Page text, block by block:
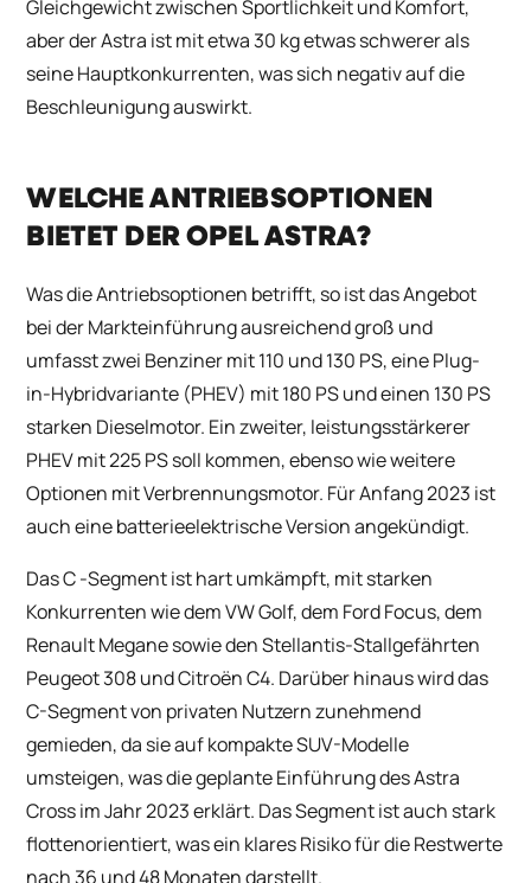
Gleichgewicht zwischen Sportlichkeit und Komfort,
aber der Astra ist mit etwa 30 kg etwas schwerer als
seine Hauptkonkurrenten, was sich negativ auf die
Beschleunigung auswirkt.
WELCHE ANTRIEBSOPTIONEN
BIETET DER OPEL ASTRA?
Was die Antriebsoptionen betrifft, so ist das Angebot
bei der Markteinführung ausreichend groß und
umfasst zwei Benziner mit 110 und 130 PS, eine Plug-
in-Hybridvariante (PHEV) mit 180 PS und einen 130 PS
starken Dieselmotor. Ein zweiter, leistungsstärkerer
PHEV mit 225 PS soll kommen, ebenso wie weitere
Optionen mit Verbrennungsmotor. Für Anfang 2023 ist
auch eine batterieelektrische Version angekündigt.
Das C -Segment ist hart umkämpft, mit starken
Konkurrenten wie dem VW Golf, dem Ford Focus, dem
Renault Megane sowie den Stellantis-Stallgefährten
Peugeot 308 und Citroën C4. Darüber hinaus wird das
C-Segment von privaten Nutzern zunehmend
gemieden, da sie auf kompakte SUV-Modelle
umsteigen, was die geplante Einführung des Astra
Cross im Jahr 2023 erklärt. Das Segment ist auch stark
flottenorientiert, was ein klares Risiko für die Restwerte
nach 36 und 48 Monaten darstellt.